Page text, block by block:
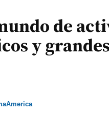
de
y grandes